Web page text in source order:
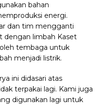
bahan
energi.
dan tim mengganti
dengan limbah Kaset
tembaga untuk
menjadi listrik.
ini didasari atas
terpakai lagi. Kami juga
digunakan lagi untuk